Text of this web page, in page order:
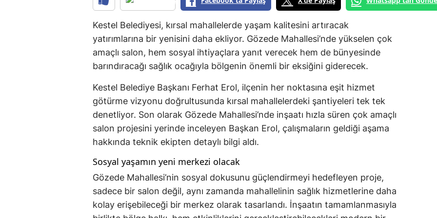
Kestel Belediyesi, kırsal mahallelerde yaşam kalitesini artıracak
yatırımlarına bir yenisini daha ekliyor. Gözede Mahallesi’nde yükselen çok
amaçlı salon, hem sosyal ihtiyaçlara yanıt verecek hem de bünyesinde
barındıracağı sağlık ocağıyla bölgenin önemli bir eksiğini giderecek.
Kestel Belediye Başkanı Ferhat Erol, ilçenin her noktasına eşit hizmet
götürme vizyonu doğrultusunda kırsal mahallelerdeki şantiyeleri tek tek
denetliyor. Son olarak Gözede Mahallesi’nde inşaatı hızla süren çok amaçlı
salon projesini yerinde inceleyen Başkan Erol, çalışmaların geldiği aşama
hakkında teknik ekipten detaylı bilgi aldı.
Sosyal yaşamın yeni merkezi olacak
Gözede Mahallesi’nin sosyal dokusunu güçlendirmeyi hedefleyen proje,
sadece bir salon değil, aynı zamanda mahallelinin sağlık hizmetlerine daha
kolay erişebileceği bir merkez olarak tasarlandı. İnşaatın tamamlanmasıyla